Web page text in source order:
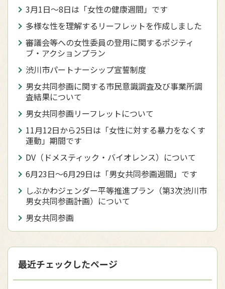
3月1日〜8日は「女性の健康週間」です
多様な性を理解するリーフレットを作成しました
審議会等への女性委員の登用に関するポジティ
ブ・アクションプラン
渋川市パートナーシップ宣誓制度
男女共同参画に関する市民意識調査及び事業所調
査結果について
男女共同参画リーフレットについて
11月12日から25日は「女性に対する暴力をなくす
運動」期間です
DV（ドメスティック・バイオレンス）について
6月23日～6月29日は「男女共同参画週間」です
しぶかわジェンダー平等推進プラン（第3次渋川市
男女共同参画計画）について
男女共同参画
最近チェックしたページ